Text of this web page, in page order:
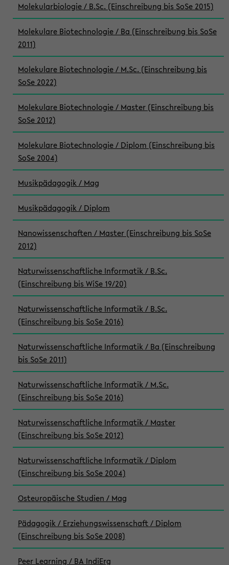
Molekularbiologie / B.Sc. (Einschreibung bis SoSe 2015)
Molekulare Biotechnologie / Ba (Einschreibung bis SoSe
2011)
Molekulare Biotechnologie / M.Sc. (Einschreibung bis
SoSe 2022)
Molekulare Biotechnologie / Master (Einschreibung bis
SoSe 2012)
Molekulare Biotechnologie / Diplom (Einschreibung bis
SoSe 2004)
Musikpädagogik / Mag
Musikpädagogik / Diplom
Nanowissenschaften / Master (Einschreibung bis SoSe
2012)
Naturwissenschaftliche Informatik / B.Sc.
(Einschreibung bis WiSe 19/20)
Naturwissenschaftliche Informatik / B.Sc.
(Einschreibung bis SoSe 2016)
Naturwissenschaftliche Informatik / Ba (Einschreibung
bis SoSe 2011)
Naturwissenschaftliche Informatik / M.Sc.
(Einschreibung bis SoSe 2016)
Naturwissenschaftliche Informatik / Master
(Einschreibung bis SoSe 2012)
Naturwissenschaftliche Informatik / Diplom
(Einschreibung bis SoSe 2004)
Osteuropäische Studien / Mag
Pädagogik / Erziehungswissenschaft / Diplom
(Einschreibung bis SoSe 2008)
Peer Learning / BA IndiErg